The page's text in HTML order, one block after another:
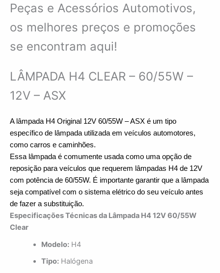
Peças e Acessórios Automotivos,
os melhores preços e promoções
se encontram aqui!
LÂMPADA H4 CLEAR – 60/55W –
12V – ASX
A lâmpada H4 Original 12V 60/55W – ASX é um tipo
específico de lâmpada utilizada em veículos automotores,
como carros e caminhões.
Essa lâmpada é comumente usada como uma opção de
reposição para veículos que requerem lâmpadas H4 de 12V
com potência de 60/55W. É importante garantir que a lâmpada
seja compatível com o sistema elétrico do seu veículo antes
de fazer a substituição.
Especificações Técnicas da Lâmpada H4 12V 60/55W
Clear
Modelo:H4
Tipo:Halógena